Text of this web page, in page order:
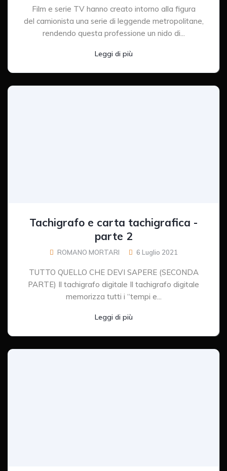
Film e serie TV hanno creato intorno alla figura
del camionista una serie di leggende metropolitane,
rendendo questa professione un nido di...
Leggi di più
Tachigrafo e carta tachigrafica -
parte 2
ROMANO MORTARI 6 Luglio 2021
TUTTO QUELLO CHE DEVI SAPERE (SECONDA
PARTE) Il tachigrafo digitale Il tachigrafo digitale
memorizza tutti i “tempi e...
Leggi di più